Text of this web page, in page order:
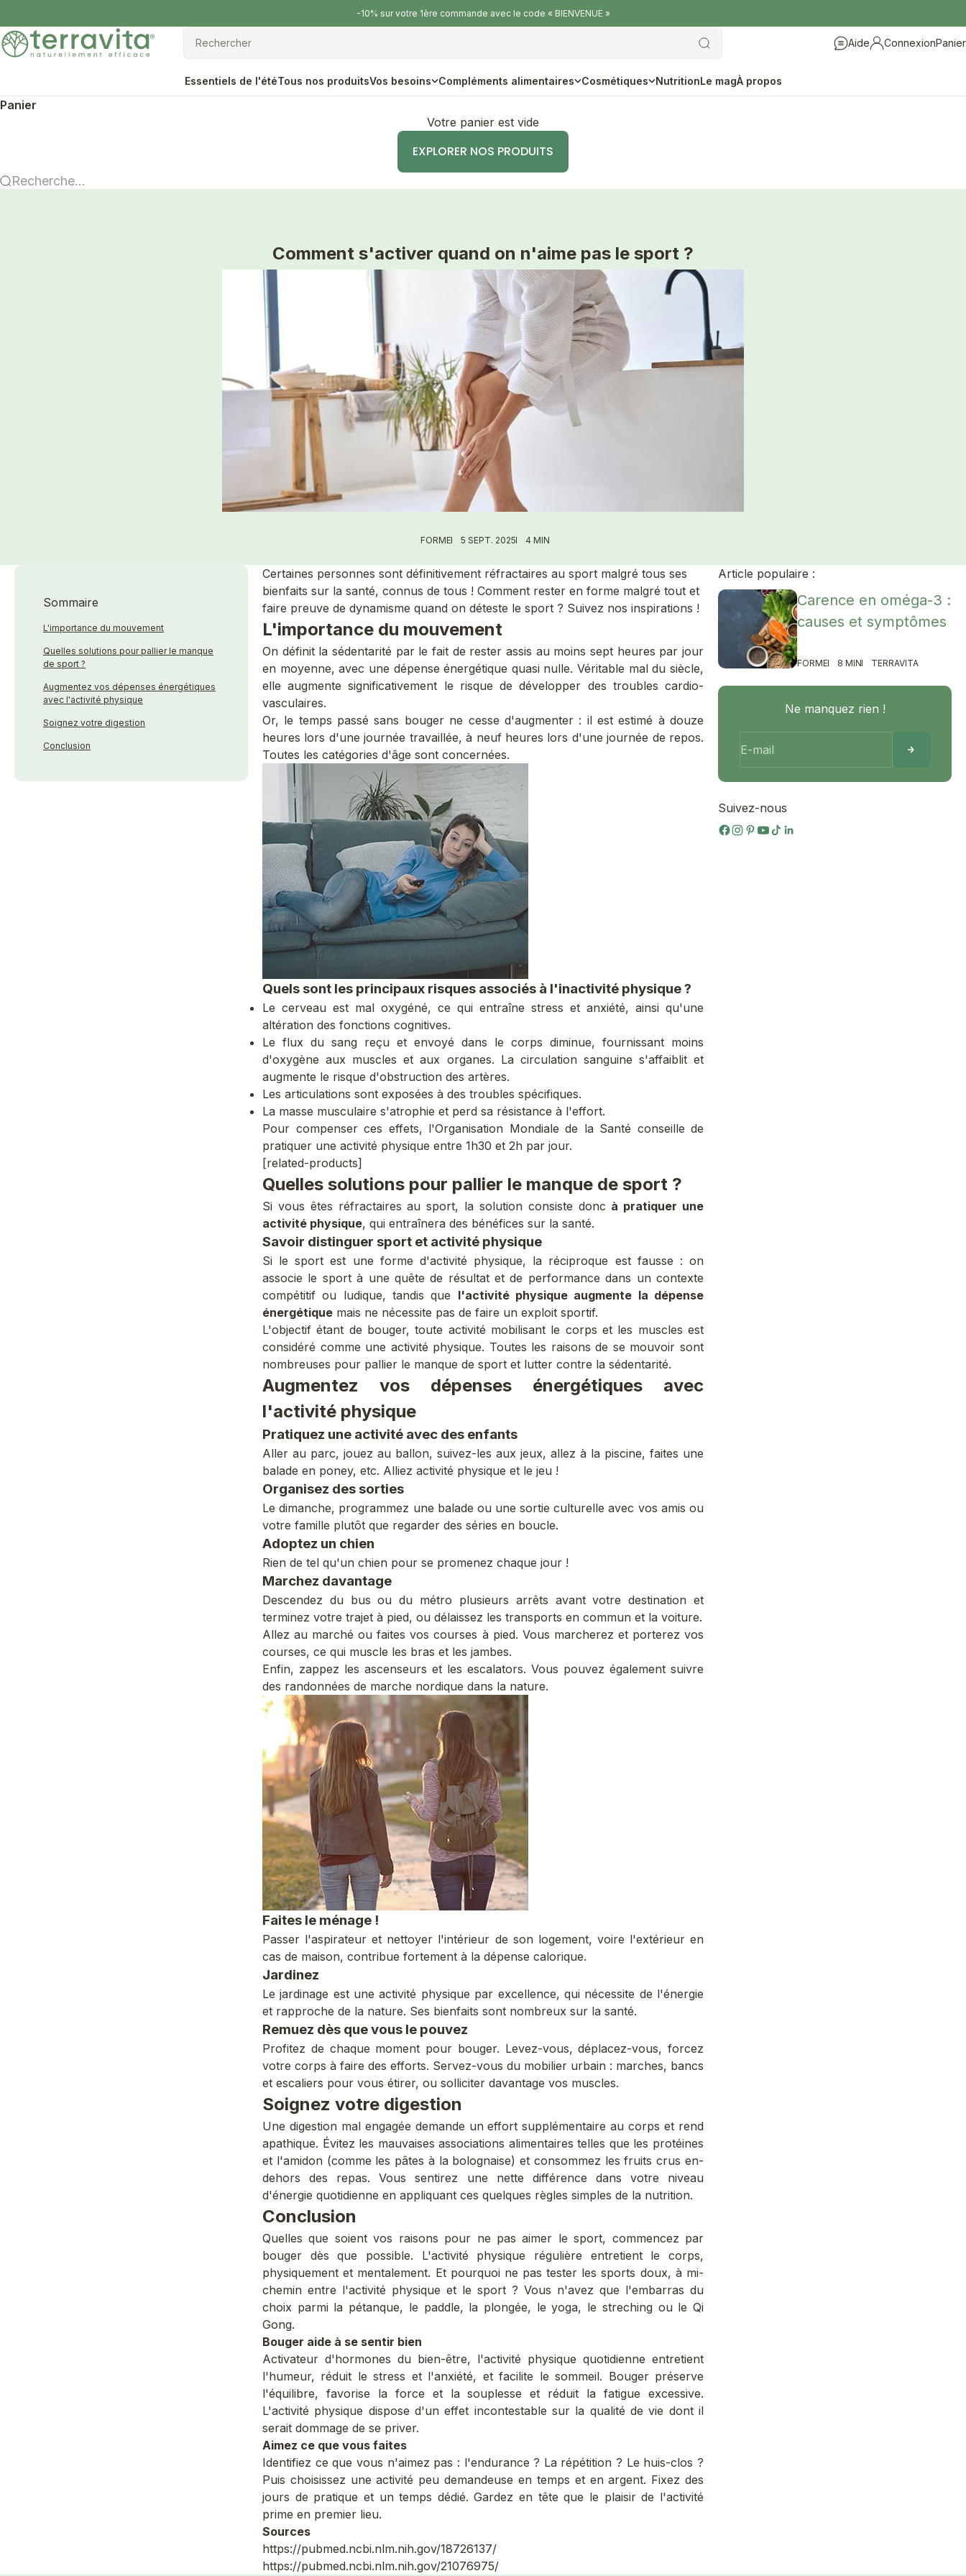
-10% sur votre 1ère commande avec le code « BIENVENUE »
Terravita
Rechercher
Rechercher
Essentiels de l'étéTous nos produitsVos besoins Compléments alimentaires Cosmétiques NutritionLe magÀ propos
Aide
Aide
Connexion
ConnexionPanier
Panier
Votre panier est vide
EXPLORER NOS PRODUITS
Recherche...
Comment s'activer quand on n'aime pas le sport ?
FORME 5 SEPT. 2025 4 MIN
Sommaire
L'importance du mouvement
Quelles solutions pour pallier le manque
de sport ?
Augmentez vos dépenses énergétiques
avec l'activité physique
Soignez votre digestion
Conclusion
Certaines personnes sont définitivement réfractaires au sport malgré tous ses
bienfaits sur la santé, connus de tous ! Comment rester en forme malgré tout et
faire preuve de dynamisme quand on déteste le sport ? Suivez nos inspirations !
L'importance du mouvement
On définit la sédentarité par le fait de rester assis au moins sept heures par jour
en moyenne, avec une dépense énergétique quasi nulle. Véritable mal du siècle,
elle augmente significativement le risque de développer des troubles cardio-
vasculaires.
Or, le temps passé sans bouger ne cesse d'augmenter : il est estimé à douze
heures lors d'une journée travaillée, à neuf heures lors d'une journée de repos.
Toutes les catégories d'âge sont concernées.
Quels sont les principaux risques associés à l'inactivité physique ?
Le cerveau est mal oxygéné, ce qui entraîne stress et anxiété, ainsi qu'une
altération des fonctions cognitives.
Le flux du sang reçu et envoyé dans le corps diminue, fournissant moins
d'oxygène aux muscles et aux organes. La circulation sanguine s'affaiblit et
augmente le risque d'obstruction des artères.
Les articulations sont exposées à des troubles spécifiques.
La masse musculaire s'atrophie et perd sa résistance à l'effort.
Pour compenser ces effets, l'Organisation Mondiale de la Santé conseille de
pratiquer une activité physique entre 1h30 et 2h par jour.
[related-products]
Quelles solutions pour pallier le manque de sport ?
Si vous êtes réfractaires au sport, la solution consiste donc à pratiquer une
activité physique, qui entraînera des bénéfices sur la santé.
Savoir distinguer sport et activité physique
Si le sport est une forme d'activité physique, la réciproque est fausse : on
associe le sport à une quête de résultat et de performance dans un contexte
compétitif ou ludique, tandis que l'activité physique augmente la dépense
énergétique mais ne nécessite pas de faire un exploit sportif.
L'objectif étant de bouger, toute activité mobilisant le corps et les muscles est
considéré comme une activité physique. Toutes les raisons de se mouvoir sont
nombreuses pour pallier le manque de sport et lutter contre la sédentarité.
Augmentez vos dépenses énergétiques avec
l'activité physique
Pratiquez une activité avec des enfants
Aller au parc, jouez au ballon, suivez-les aux jeux, allez à la piscine, faites une
balade en poney, etc. Alliez activité physique et le jeu !
Organisez des sorties
Le dimanche, programmez une balade ou une sortie culturelle avec vos amis ou
votre famille plutôt que regarder des séries en boucle.
Adoptez un chien
Rien de tel qu'un chien pour se promenez chaque jour !
Marchez davantage
Descendez du bus ou du métro plusieurs arrêts avant votre destination et
terminez votre trajet à pied, ou délaissez les transports en commun et la voiture.
Allez au marché ou faites vos courses à pied. Vous marcherez et porterez vos
courses, ce qui muscle les bras et les jambes.
Enfin, zappez les ascenseurs et les escalators. Vous pouvez également suivre
des randonnées de marche nordique dans la nature.
Faites le ménage !
Passer l'aspirateur et nettoyer l'intérieur de son logement, voire l'extérieur en
cas de maison, contribue fortement à la dépense calorique.
Jardinez
Le jardinage est une activité physique par excellence, qui nécessite de l'énergie
et rapproche de la nature. Ses bienfaits sont nombreux sur la santé.
Remuez dès que vous le pouvez
Profitez de chaque moment pour bouger. Levez-vous, déplacez-vous, forcez
votre corps à faire des efforts. Servez-vous du mobilier urbain : marches, bancs
et escaliers pour vous étirer, ou solliciter davantage vos muscles.
Soignez votre digestion
Une digestionmal engagée demande un effort supplémentaire au corps et rend
apathique. Évitez les mauvaises associations alimentaires telles que les protéines
et l'amidon (comme les pâtes à la bolognaise) et consommez les fruits crus en-
dehors des repas. Vous sentirez une nette différence dans votre niveau
d'énergie quotidienne en appliquant ces quelques règles simples de la nutrition.
Conclusion
Quelles que soient vos raisons pour ne pas aimer le sport, commencez par
bouger dès que possible. L'activité physique régulière entretient le corps,
physiquement et mentalement. Et pourquoi ne pas tester les sports doux, à mi-
chemin entre l'activité physique et le sport ? Vous n'avez que l'embarras du
choix parmi la pétanque, le paddle, la plongée, le yoga, le streching ou le Qi
Gong.
Bouger aide à se sentir bien
Activateur d'hormones du bien-être, l'activité physique quotidienne entretient
l'humeur, réduit le stress et l'anxiété, et facilite le sommeil. Bouger préserve
l'équilibre, favorise la force et la souplesse et réduit la fatigue excessive.
L'activité physique dispose d'un effet incontestable sur la qualité de vie dont il
serait dommage de se priver.
Aimez ce que vous faites
Identifiez ce que vous n'aimez pas : l'endurance ? La répétition ? Le huis-clos ?
Puis choisissez une activité peu demandeuse en temps et en argent. Fixez des
jours de pratique et un temps dédié. Gardez en tête que le plaisir de l'activité
prime en premier lieu.
Sources
https://pubmed.ncbi.nlm.nih.gov/18726137/
https://pubmed.ncbi.nlm.nih.gov/21076975/
Article populaire :
Carence en oméga-3 :
causes et symptômes
FORME 8 MIN TERRAVITA
Ne manquez rien !
E-mail
Suivez-nous